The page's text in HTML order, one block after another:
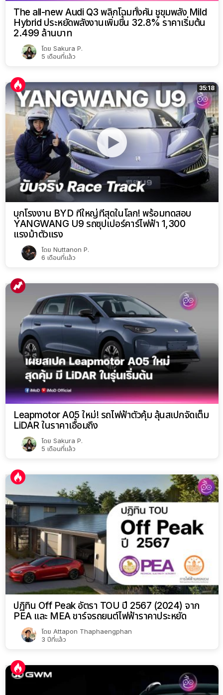
The all-new Audi Q3 พลิกโฉมทั้งคัน ชูขุมพลัง Mild
Hybrid ประหยัดพลังงานเพิ่มขึ้น 32.8% ราคาเริ่มต้น
2.499 ล้านบาท
โดย Sakura P.
5 เดือนที่แล้ว
35:18
บุกโรงงาน BYD ที่ใหญ่ที่สุดในโลก! พร้อมทดสอบ
YANGWANG U9 รถซุปเปอร์คาร์ไฟฟ้า 1,300
แรงม้าตัวแรง
โดย Nuttanon P.
6 เดือนที่แล้ว
Leapmotor A05 ใหม่! รถไฟฟ้าตัวคุ้ม ลุ้นสเปกจัดเต็ม
LiDAR ในราคาเอื้อมถึง
โดย Sakura P.
5 เดือนที่แล้ว
ปฏิทิน Off Peak อัตรา TOU ปี 2567 (2024) จาก
PEA และ MEA ชาร์จรถยนต์ไฟฟ้าราคาประหยัด
โดย Attapon Thaphaengphan
3 ปีที่แล้ว